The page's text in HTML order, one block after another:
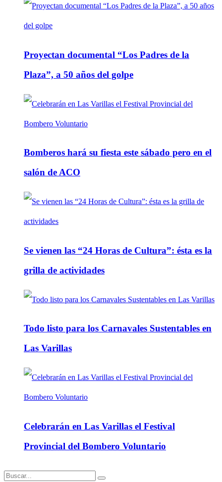
Proyectan documental “Los Padres de la
Plaza”, a 50 años del golpe
Bomberos hará su fiesta este sábado pero en el
salón de ACO
Se vienen las “24 Horas de Cultura”: ésta es la
grilla de actividades
Todo listo para los Carnavales Sustentables en
Las Varillas
Celebrarán en Las Varillas el Festival
Provincial del Bombero Voluntario